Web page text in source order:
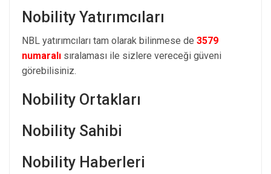
Nobility Yatırımcıları
NBL yatırımcıları tam olarak bilinmese de 3579
numaralı sıralaması ile sizlere vereceği güveni
görebilisiniz.
Nobility Ortakları
Nobility Sahibi
Nobility Haberleri